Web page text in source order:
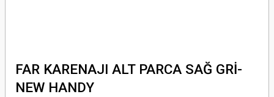
FAR KARENAJI ALT PARCA SAĞ GRİ-
NEW HANDY